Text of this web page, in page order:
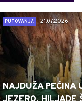
PUTOVANJA
21.07.2026.
NAJDUŽA PEĆINA